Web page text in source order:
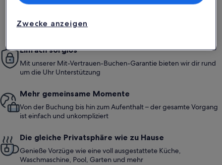
Aufenthalt im Juli 2026
Einfach sorglos
Mit unserer Mit-Vertrauen-Buchen-Garantie bieten wir dir rund
um die Uhr Unterstützung
Mehr gemeinsame Momente
Von der Buchung bis hin zum Aufenthalt – der gesamte Vorgang
ist einfach und unkompliziert
Die gleiche Privatsphäre wie zu Hause
Genieße Vorzüge wie eine voll ausgestattete Küche,
Waschmaschine, Pool, Garten und mehr
Zwecke anzeigen